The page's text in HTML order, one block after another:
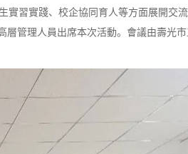
習實踐、校企協同育人等方面展開交
管理人員出席本次活動。會議由壽光